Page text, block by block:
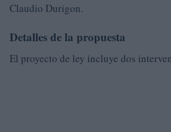
Claudio Durigon.
Detalles de la propuesta
El proyecto de ley incluye dos